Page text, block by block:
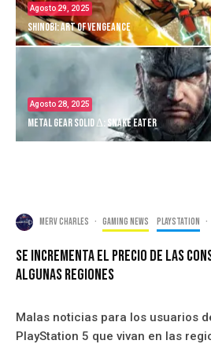
Agosto 29, 2025
Shinobi: Art of Vengeance
Agosto 28, 2025
Metal Gear Solid Δ: Snake Eater
Merv Charles · Gaming news PlayStation ·
Se Incrementa El Precio De Las
Algunas Regiones
Malas noticias para los usuarios
PlayStation 5 que vivan en las